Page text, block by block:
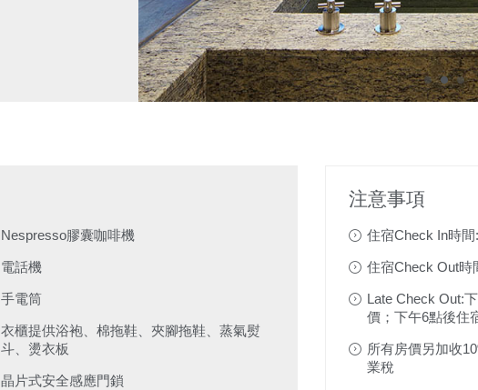
Nespresso膠囊咖啡機
電話機
手電筒
衣櫃提供浴袍、棉拖鞋、夾腳拖鞋、蒸氣熨
斗、燙衣板
晶片式安全感應門鎖
注意事項
住宿Check In時
住宿Check Out時
Late Check Out:
價；下午6點後住
所有房價另加收
業稅